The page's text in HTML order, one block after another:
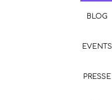
BLOG
EVENTS
PRESSE